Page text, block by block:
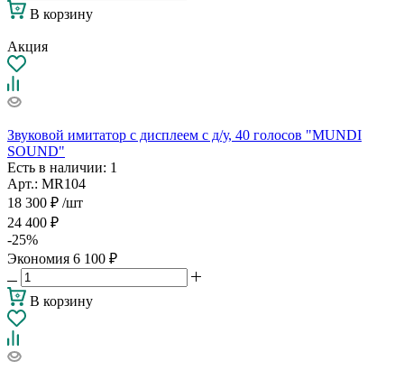
В корзину
Акция
Звуковой имитатор с дисплеем с д/у, 40 голосов "MUNDI
SOUND"
Есть в наличии: 1
Арт.: MR104
18 300 ₽ /шт
24 400 ₽
-25%
Экономия 6 100 ₽
В корзину